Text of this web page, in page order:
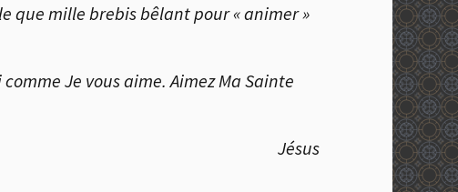
que mille brebis bêlant pour « animer »
Je vous aime. Aimez Ma Sainte
Jésus